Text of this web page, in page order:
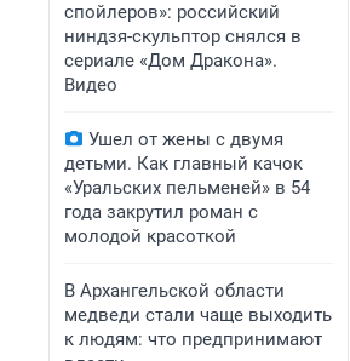
спойлеров»: российский
ниндзя-скульптор снялся в
сериале «Дом Дракона».
Видео
Ушел от жены с двумя
детьми. Как главный качок
«Уральских пельменей» в 54
года закрутил роман с
молодой красоткой
В Архангельской области
медведи стали чаще выходить
к людям: что предпринимают